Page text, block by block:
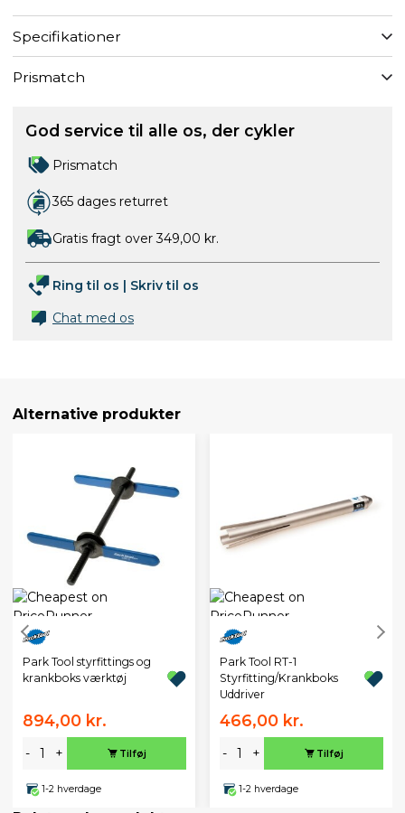
Specifikationer
Prismatch
God service til alle os, der cykler
Prismatch
365 dages returret
Gratis fragt over 349,00 kr.
Ring til os | Skriv til os
Chat med os
Alternative produkter
Park Tool styrfittings og
krankboks værktøj
894,00 kr.
- + Tilføj
1-2 hverdage
Park Tool RT-1
Styrfitting/Krankboks
Uddriver
466,00 kr.
- + Tilføj
1-2 hverdage